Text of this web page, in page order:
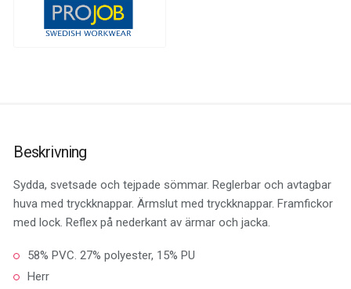
Beskrivning
Sydda, svetsade och tejpade sömmar. Reglerbar och avtagbar
huva med tryckknappar. Ärmslut med tryckknappar. Framfickor
med lock. Reflex på nederkant av ärmar och jacka.
58% PVC. 27% polyester, 15% PU
Herr